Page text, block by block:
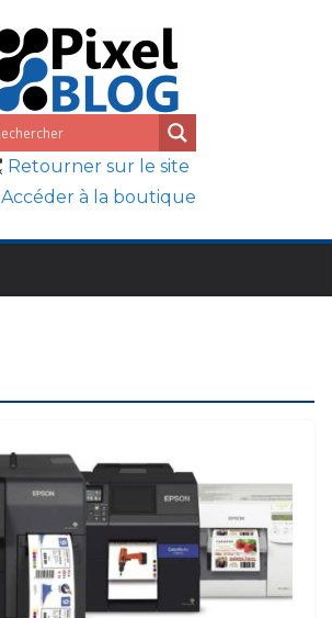
Retourner sur le site
Accéder à la boutique